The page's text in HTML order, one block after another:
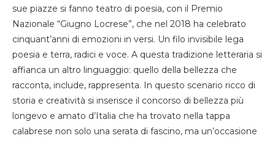
sue piazze si fanno teatro di poesia, con il Premio
Nazionale “Giugno Locrese”, che nel 2018 ha celebrato
cinquant’anni di emozioni in versi. Un filo invisibile lega
poesia e terra, radici e voce. A questa tradizione letteraria si
affianca un altro linguaggio: quello della bellezza che
racconta, include, rappresenta. In questo scenario ricco di
storia e creatività si inserisce il concorso di bellezza più
longevo e amato d’Italia che ha trovato nella tappa
calabrese non solo una serata di fascino, ma un’occasione